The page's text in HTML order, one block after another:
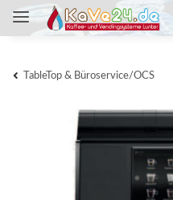
TableTop & Büroservice/OCS